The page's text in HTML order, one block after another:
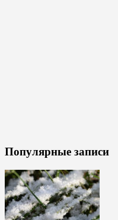
Популярные записи